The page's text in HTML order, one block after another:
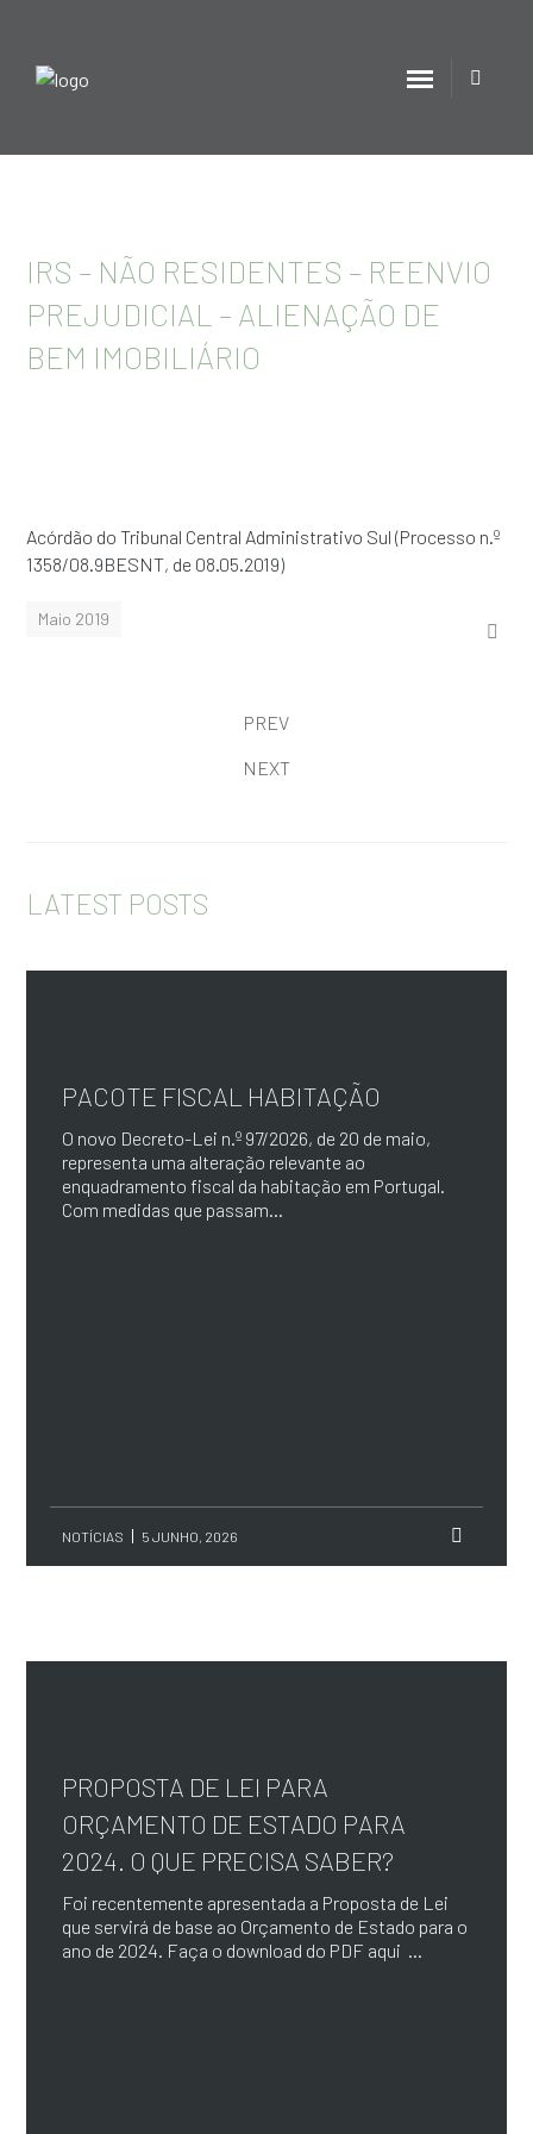
IRS – NÃO RESIDENTES – REENVIO
PREJUDICIAL – ALIENAÇÃO DE
BEM IMOBILIÁRIO
Acórdão do Tribunal Central Administrativo Sul (Processo n.º
1358/08.9BESNT, de 08.05.2019)
Maio 2019
PREV
NEXT
LATEST POSTS
PACOTE FISCAL HABITAÇÃO
O novo Decreto-Lei n.º 97/2026, de 20 de maio,
representa uma alteração relevante ao
enquadramento fiscal da habitação em Portugal.
Com medidas que passam...
NOTÍCIAS 5 JUNHO, 2026
PROPOSTA DE LEI PARA
ORÇAMENTO DE ESTADO PARA
2024. O QUE PRECISA SABER?
Foi recentemente apresentada a Proposta de Lei
que servirá de base ao Orçamento de Estado para o
ano de 2024. Faça o download do PDF aqui ...